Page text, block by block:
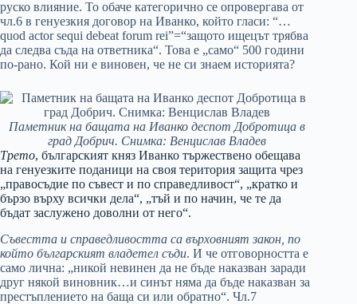
руско влияние. То обаче категорично се опровергава от
чл.6 в генуезкия договор на Иванко, който гласи: “…
quod actor sequi debeat forum rei”=“защото ищецът трябва
да следва съда на ответника“. Това е „само“ 500 години
по-рано. Кой ни е виновен, че не си знаем историята?
Паметник на бащата на Иванко деспот Добротица в
град Добрич. Снимка: Венцислав Владев
Трето, българският княз Иванко тържествено обещава
на генуезките поданици на своя територия защита чрез
„правосъдие по съвест и по справедливост“, „кратко и
бързо върху всички дела“, „тъй и по начин, че те да
бъдат заслужено доволни от него“.
Съвестта и справедливостта са върховният закон, по
който българският владетел съди. И че отговорността е
само лична: „никой невинен да не бъде наказван заради
друг някой виновник…и синът няма да бъде наказван за
престъплението на баща си или обратно“. Чл.7